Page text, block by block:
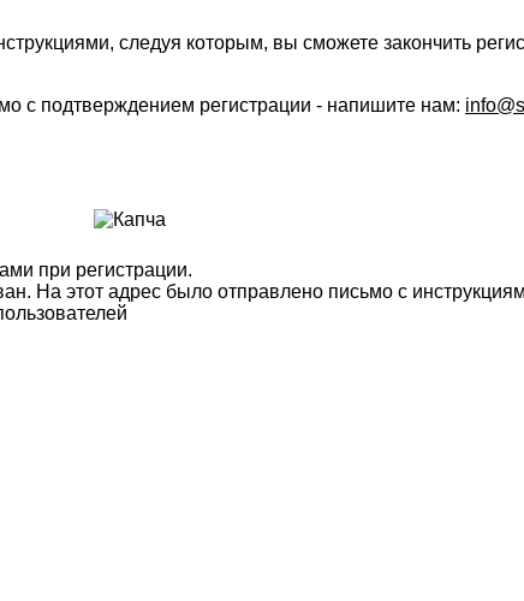
следуя которым, вы сможете закончить
с подтверждением регистрации - напишите нам:
при регистрации.
На этот адрес было отправлено письмо с